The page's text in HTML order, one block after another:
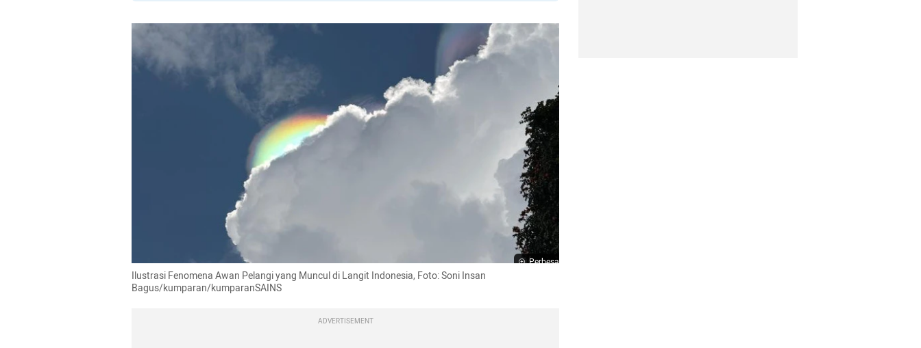
Perbesar
Ilustrasi Fenomena Awan Pelangi yang Muncul di Langit Indonesia, Foto: Soni Insan
Bagus/kumparan/kumparanSAINS
ADVERTISEMENT